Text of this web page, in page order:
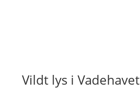
Vildt lys i Vadehavet